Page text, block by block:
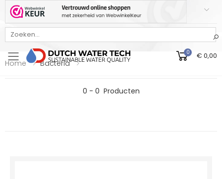
Bekijk onze Webwinkelkeur beoordeling
Toggle mobile menu
0 € 0,00
Home Bacteria
0 - 0 Producten